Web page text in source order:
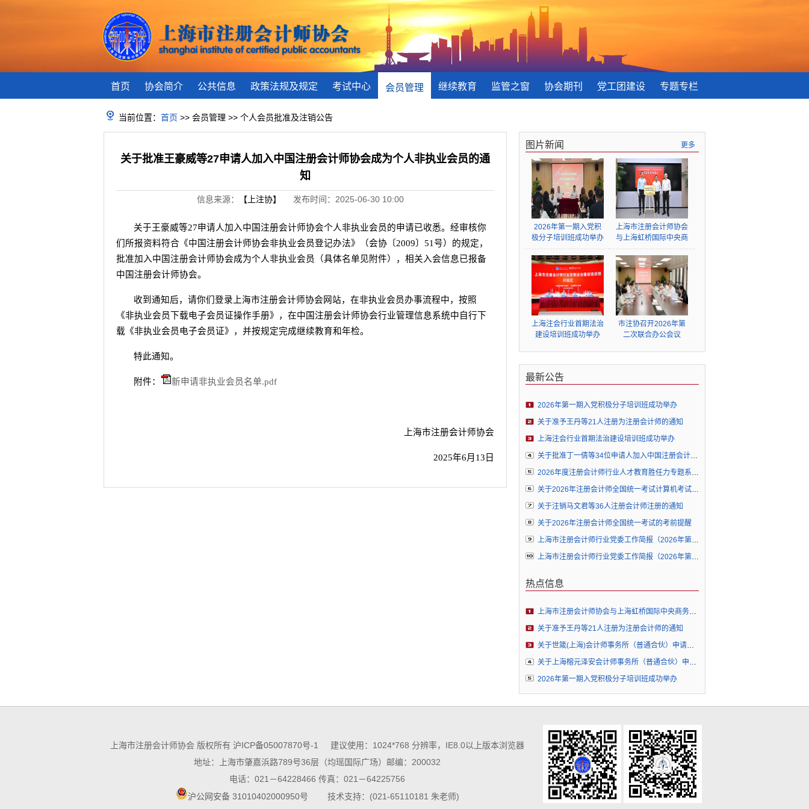
首页 协会简介 公共信息 政策法规及规定 考试中心 会员管理 继续教育 监管之窗 协会期刊 党工团建设 专题专栏
当前位置： 首页 >> 会员管理 >> 个人会员批准及注销公告
关于批准王豪威等27申请人加入中国注册会计师协会成为个人非执业会员的通
知
信息来源： 【上注协】 发布时间：2025-06-30 10:00
关于王豪威等27申请人加入中国注册会计师协会个人非执业会员的申请已收悉。经审核你
们所报资料符合《中国注册会计师协会非执业会员登记办法》（会协〔 2009 51 号）的规定，
批准加入中国注册会计师协会成为个人非执业会员（具体名单见附件），相关入会信息已报备
中国注册会计师协会。
收到通知后，请你们登录上海市注册会计师协会网站，在非执业会员办事流程中，按照
《非执业会员下载电子会员证操作手册》，在中国注册会计师协会行业管理信息系统中自行下
载《非执业会员电子会员证》，并按规定完成继续教育和年检。
特此通知。
附件： 新申请非执业会员名单.pdf
上海市注册会计师协会
2025年6月 13 日
图片新闻 更多
2026年第一期入党积
极分子培训班成功举办
上海市注册会计师协会
与上海虹桥国际中央商
务区管委会签署战略合
作协议并为“上海注册
会计师行业企业出海虹
桥服务站”揭牌
上海注会行业首期法治
建设培训班成功举办
市注协召开2026年第
二次联合办公会议
最新公告
2026年第一期入党积极分子培训班成功举办
关于准予王丹等21人注册为注册会计师的通知
上海注会行业首期法治建设培训班成功举办
关于批准丁一倩等34位申请人加入中国注册会计师协会成为个人非执业会员的通知
2026年度注册会计师行业人才教育胜任力专题系列直播（三）培训通知
关于2026年注册会计师全国统一考试计算机考试环境下故障处理办法的公告
关于注销马文君等36人注册会计师注册的通知
关于2026年注册会计师全国统一考试的考前提醒
上海市注册会计师行业党委工作简报（2026年第5期）
上海市注册会计师行业党委工作简报（2026年第4期）
热点信息
上海市注册会计师协会与上海虹桥国际中央商务区管委会签署战略合作协议并为“上海注册会计师行业企业出海虹桥服务站”揭牌
关于准予王丹等21人注册为注册会计师的通知
关于世箴(上海)会计师事务所（普通合伙）申请执业许可的公示
关于上海榕元泽安会计师事务所（普通合伙）申请执业许可的公示
2026年第一期入党积极分子培训班成功举办
上海市注册会计师协会 版权所有 沪ICP备05007870号-1
建议使用：1024*768 分辨率，IE8.0以上版本浏览器
地址：上海市肇嘉浜路789号36层（均瑶国际广场）邮编：200032
电话：021－64228466 传真：021－64225756
沪公网安备 31010402000950号 技术支持：(021-65110181 朱老师)